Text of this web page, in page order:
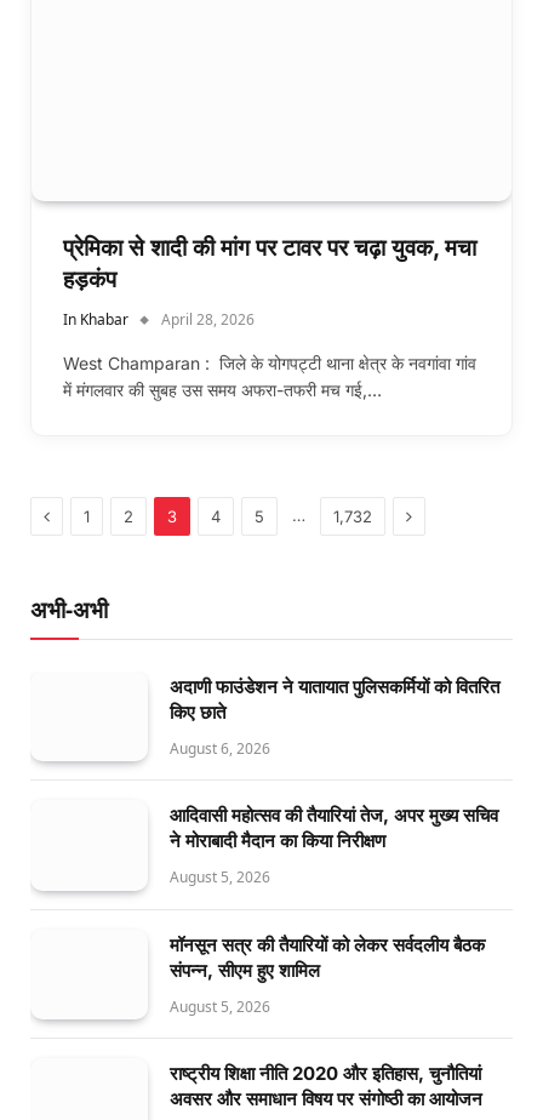
प्रेमिका से शादी की मांग पर टावर पर चढ़ा युवक, मचा
हड़कंप
In Khabar April 28, 2026
West Champaran : जिले के योगपट्टी थाना क्षेत्र के नवगांवा गांव
में मंगलवार की सुबह उस समय अफरा-तफरी मच गई,…
Previous
1 2 3 4 5 … 1,732 Next
अभी-अभी
अदाणी फाउंडेशन ने यातायात पुलिसकर्मियों को वितरित
किए छाते
August 6, 2026
आदिवासी महोत्सव की तैयारियां तेज, अपर मुख्य सचिव
ने मोराबादी मैदान का किया निरीक्षण
August 5, 2026
मॉनसून सत्र की तैयारियों को लेकर सर्वदलीय बैठक
संपन्न, सीएम हुए शामिल
August 5, 2026
राष्ट्रीय शिक्षा नीति 2020 और इतिहास, चुनौतियां
अवसर और समाधान विषय पर संगोष्ठी का आयोजन